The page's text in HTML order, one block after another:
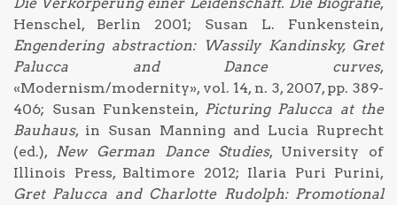
Henschel, Berlin 2001; Susan L. Funkenstein,
Engendering abstraction: Wassily Kandinsky, Gret
Palucca and Dance curves,
«Modernism/modernity», vol. 14, n. 3, 2007, pp. 389-
406; Susan Funkenstein, Picturing Palucca at the
Bauhaus, in Susan Manning and Lucia Ruprecht
(ed.), New German Dance Studies, University of
Illinois Press, Baltimore 2012; Ilaria Puri Purini,
Gret Palucca and Charlotte Rudolph: Promotional